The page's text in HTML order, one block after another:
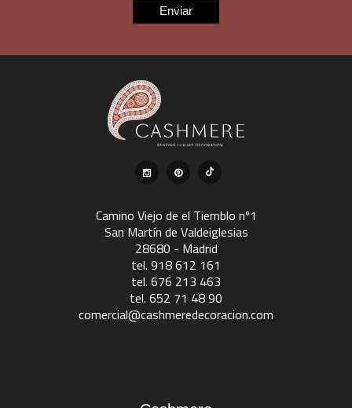
Camino Viejo de el Tiemblo nº1
San Martín de Valdeiglesias
28680 - Madrid
tel. 918 612 161
tel. 676 213 463
tel. 652 71 48 90
comercial@cashmeredecoracion.com